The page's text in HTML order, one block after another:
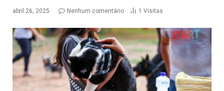
abril 26, 2025 Nenhum comentário 1 Visitas